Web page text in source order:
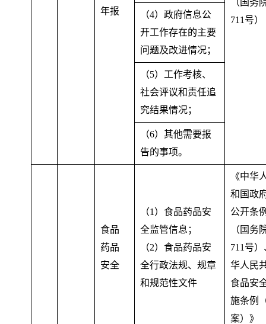
年报
（国务
711号）
（4）政府信息公
开工作存在的主要
问题及改进情况；
（5）工作考核、
社会评议和责任追
究结果情况；
（6）其他需要报
告的事项。
食品
药品
安全
（1）食品药品安
全监管信息 ；
（2）食品药品安
全行政法规、规章
和规范性文件
《中华
和国政
公开条
（国务
711号
华人民
食品安
施条例
案）》